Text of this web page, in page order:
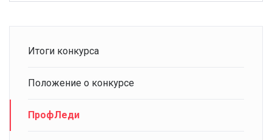
Итоги конкурса
Положение о конкурсе
ПрофЛеди